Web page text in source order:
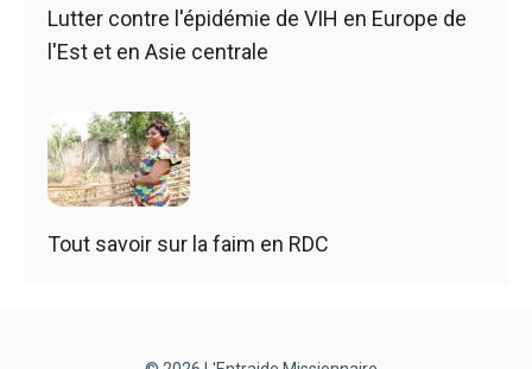
Lutter contre l'épidémie de VIH en Europe de
l'Est et en Asie centrale
Tout savoir sur la faim en RDC